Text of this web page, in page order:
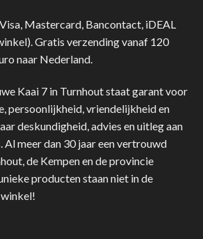
Mastercard, Bancontact, iDEAL
Gratis verzending vanaf 120
naar Nederland.
Kaai 7 in Turnhout staat garant voor
persoonlijkheid, vriendelijkheid en
deskundigheid, advies en uitleg aan
Al meer dan 30 jaar een vertrouwd
de Kempen en de provincie
producten staan niet in de